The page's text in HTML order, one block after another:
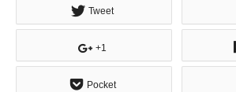
Tweet
+1
Pocket